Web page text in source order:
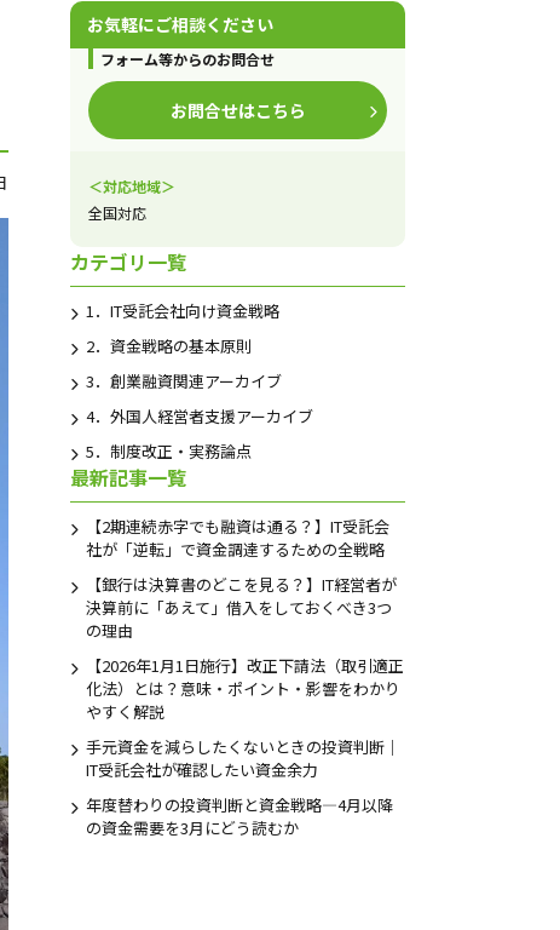
お気軽にご相談ください
フォーム等からのお問合せ
お問合せはこちら
＜対応地域＞
全国対応
カテゴリ一覧
1．IT受託会社向け資金戦略
2．資金戦略の基本原則
3．創業融資関連アーカイブ
4．外国人経営者支援アーカイブ
5．制度改正・実務論点
最新記事一覧
【2期連続赤字でも融資は通る？】IT受託会
社が「逆転」で資金調達するための全戦略
【銀行は決算書のどこを見る？】IT経営者が
決算前に「あえて」借入をしておくべき3つ
の理由
【2026年1月1日施行】改正下請法（取引適正
化法）とは？意味・ポイント・影響をわかり
やすく解説
手元資金を減らしたくないときの投資判断｜
IT受託会社が確認したい資金余力
年度替わりの投資判断と資金戦略―4月以降
の資金需要を3月にどう読むか
お問合せ
日受付